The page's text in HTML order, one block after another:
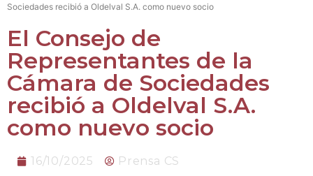
Sociedades recibió a Oldelval S.A. como nuevo socio
El Consejo de
Representantes de la
Cámara de Sociedades
recibió a Oldelval S.A.
como nuevo socio
16/10/2025 Prensa CS